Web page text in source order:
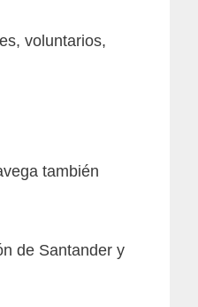
voluntarios,
también
de Santander y